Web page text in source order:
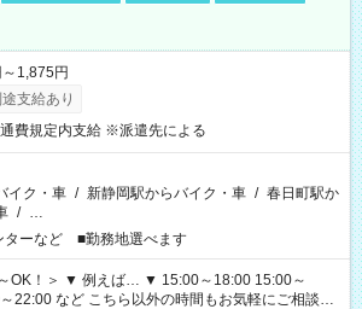
1,875円
支給あり
費規定内支給 ※派遣先による
イク・車 / 新静岡駅からバイク・車 / 春日町駅か
/ …
ターなど ■勤務地選べます
15:00～18:00 15:00～
外の時間もお気軽にご相談く